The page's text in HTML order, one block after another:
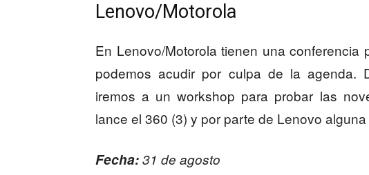
Lenovo/Motorola
En Lenovo/Motorola tienen una
podemos acudir por culpa de la agenda.
iremos a un workshop para probar las
lance el 360 (3) y por parte de Lenovo
Fecha:31 de agosto